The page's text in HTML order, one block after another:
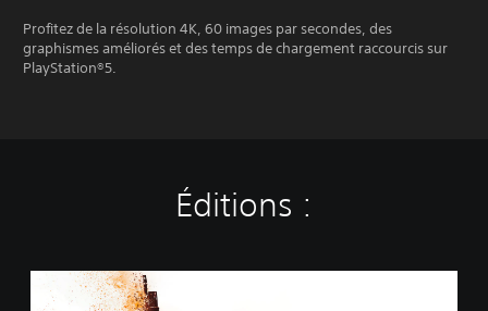
Profitez de la résolution 4K, 60 images par secondes, des
graphismes améliorés et des temps de chargement raccourcis sur
PlayStation®5.
Éditions :